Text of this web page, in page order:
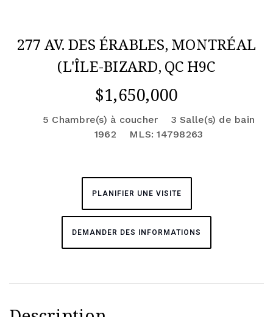
277 AV. DES ÉRABLES, MONTRÉAL
(L'ÎLE-BIZARD, QC H9C
$1,650,000
5 Chambre(s) à coucher
3 Salle(s) de bain
1962
MLS: 14798263
PLANIFIER UNE VISITE
DEMANDER DES INFORMATIONS